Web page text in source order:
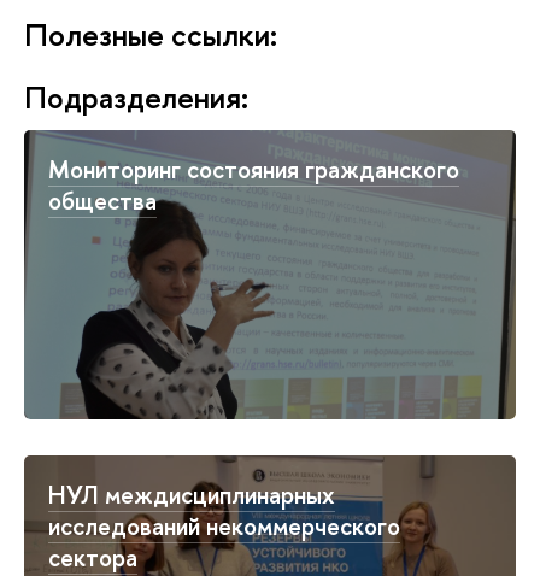
Полезные ссылки:
Подразделения:
Мониторинг состояния гражданского
общества
НУЛ междисциплинарных
исследований некоммерческого
сектора